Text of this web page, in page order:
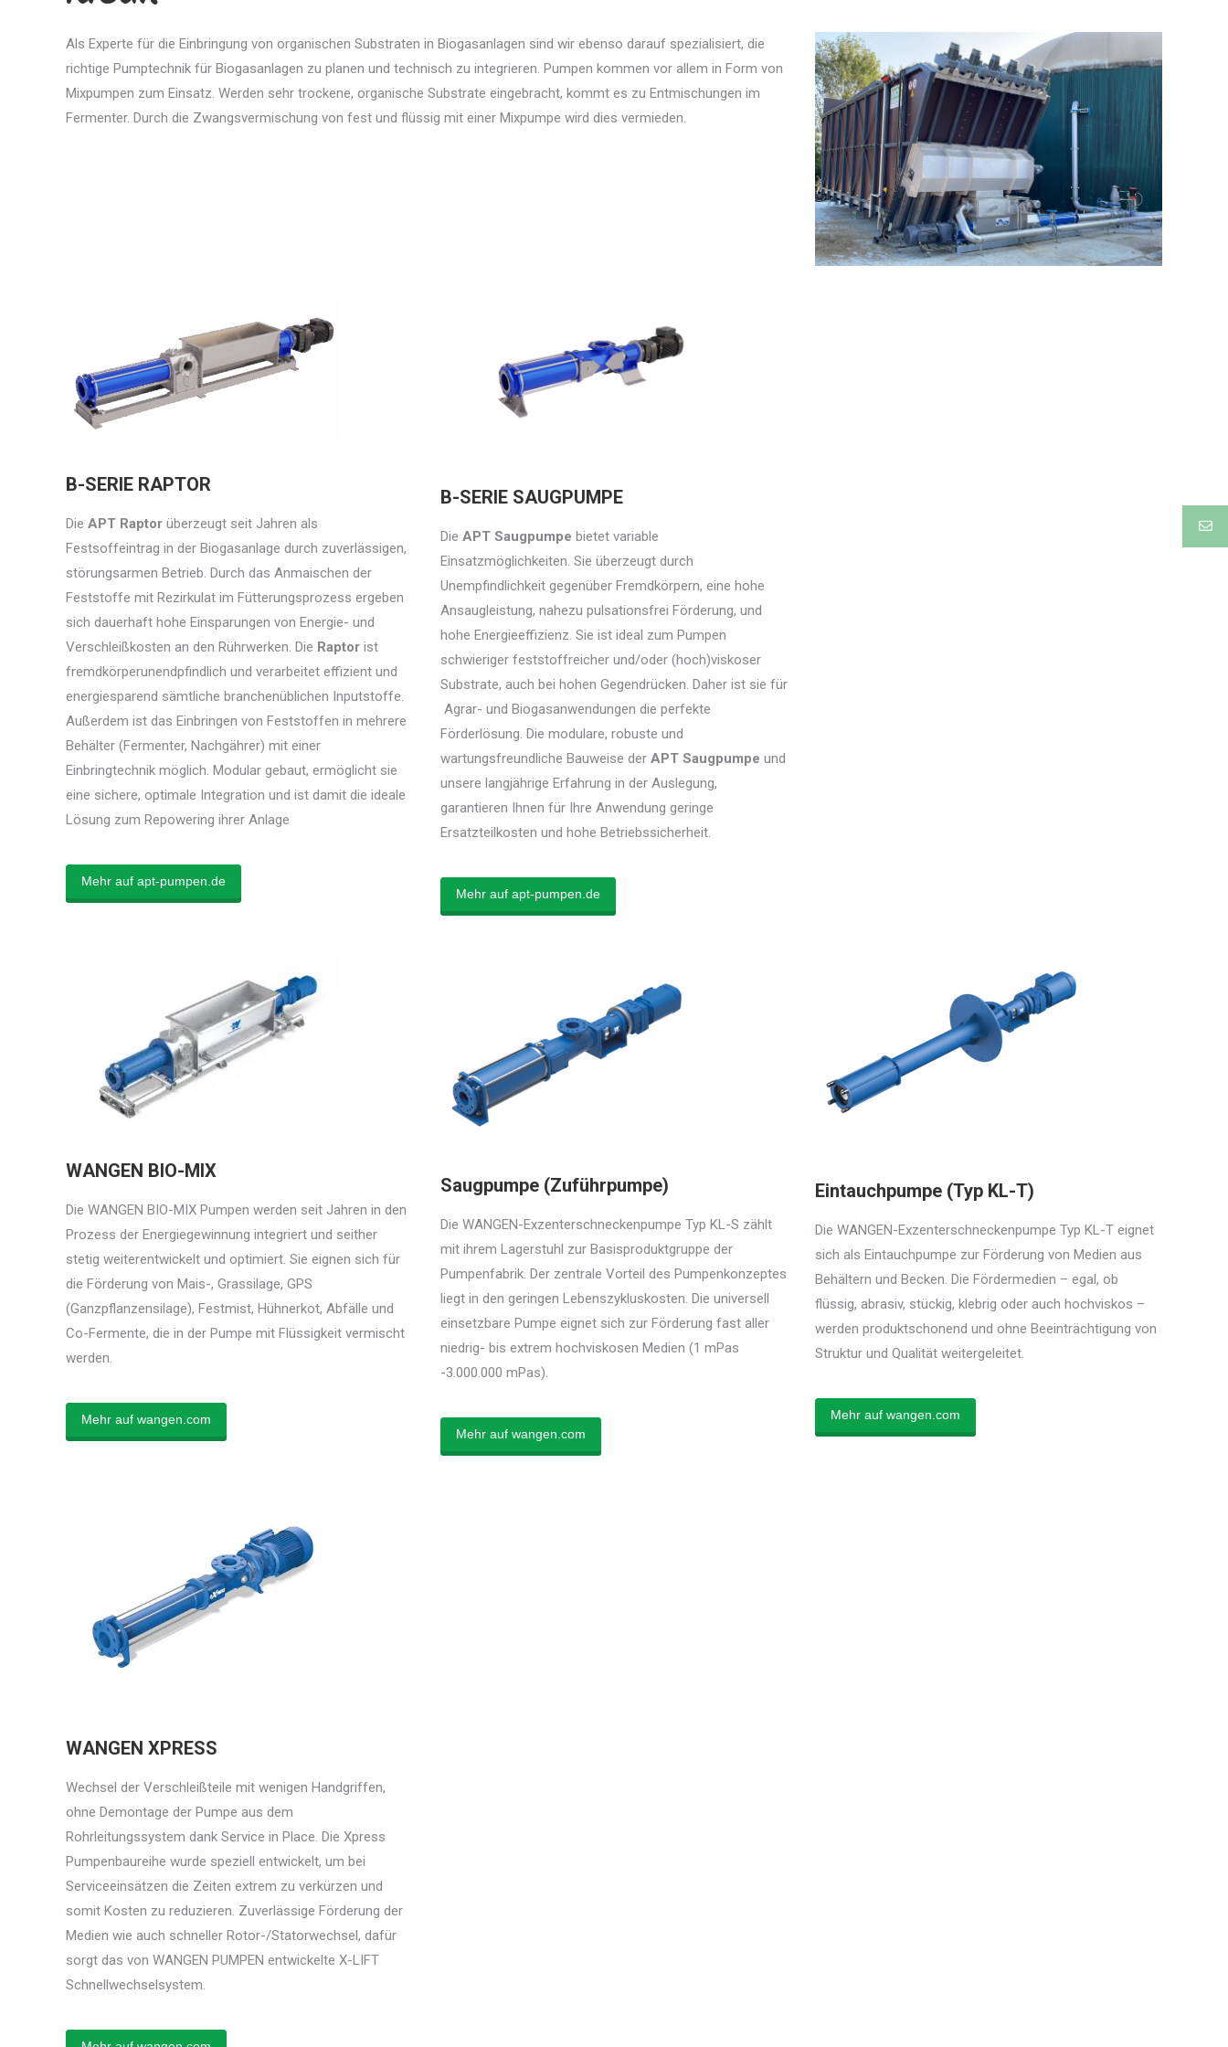
Als Experte für die Einbringung von organischen Substraten in Biogasanlagen sind wir ebenso darauf spezialisiert, die
richtige Pumptechnik für Biogasanlagen zu planen und technisch zu integrieren. Pumpen kommen vor allem in Form von
Mixpumpen zum Einsatz. Werden sehr trockene, organische Substrate eingebracht, kommt es zu Entmischungen im
Fermenter. Durch die Zwangsvermischung von fest und flüssig mit einer Mixpumpe wird dies vermieden.
B-SERIE RAPTOR
Die APT Raptor überzeugt seit Jahren als
Festsoffeintrag in der Biogasanlage durch zuverlässigen,
störungsarmen Betrieb. Durch das Anmaischen der
Feststoffe mit Rezirkulat im Fütterungsprozess ergeben
sich dauerhaft hohe Einsparungen von Energie- und
Verschleißkosten an den Rührwerken. Die Raptor ist
fremdkörperunendpfindlich und verarbeitet effizient und
energiesparend sämtliche branchenüblichen Inputstoffe.
Außerdem ist das Einbringen von Feststoffen in mehrere
Behälter (Fermenter, Nachgährer) mit einer
Einbringtechnik möglich. Modular gebaut, ermöglicht sie
eine sichere, optimale Integration und ist damit die ideale
Lösung zum Repowering ihrer Anlage
Mehr auf apt-pumpen.de
B-SERIE SAUGPUMPE
Die APT Saugpumpe bietet variable
Einsatzmöglichkeiten. Sie überzeugt durch
Unempfindlichkeit gegenüber Fremdkörpern, eine hohe
Ansaugleistung, nahezu pulsationsfrei Förderung, und
hohe Energieeffizienz. Sie ist ideal zum Pumpen
schwieriger feststoffreicher und/oder (hoch)viskoser
Substrate, auch bei hohen Gegendrücken. Daher ist sie für
Agrar- und Biogasanwendungen die perfekte
Förderlösung. Die modulare, robuste und
wartungsfreundliche Bauweise der APT Saugpumpe und
unsere langjährige Erfahrung in der Auslegung,
garantieren Ihnen für Ihre Anwendung geringe
Ersatzteilkosten und hohe Betriebssicherheit.
Mehr auf apt-pumpen.de
WANGEN BIO-MIX
Die WANGEN BIO-MIX Pumpen werden seit Jahren in den
Prozess der Energiegewinnung integriert und seither
stetig weiterentwickelt und optimiert. Sie eignen sich für
die Förderung von Mais-, Grassilage, GPS
(Ganzpflanzensilage), Festmist, Hühnerkot, Abfälle und
Co-Fermente, die in der Pumpe mit Flüssigkeit vermischt
werden.
Mehr auf wangen.com
Saugpumpe (Zuführpumpe)
Die WANGEN-Exzenterschneckenpumpe Typ KL-S zählt
mit ihrem Lagerstuhl zur Basisproduktgruppe der
Pumpenfabrik. Der zentrale Vorteil des Pumpenkonzeptes
liegt in den geringen Lebenszykluskosten. Die universell
einsetzbare Pumpe eignet sich zur Förderung fast aller
niedrig- bis extrem hochviskosen Medien (1 mPas
-3.000.000 mPas).
Mehr auf wangen.com
Eintauchpumpe (Typ KL-T)
Die WANGEN-Exzenterschneckenpumpe Typ KL-T eignet
sich als Eintauchpumpe zur Förderung von Medien aus
Behältern und Becken. Die Fördermedien – egal, ob
flüssig, abrasiv, stückig, klebrig oder auch hochviskos –
werden produktschonend und ohne Beeinträchtigung von
Struktur und Qualität weitergeleitet.
Mehr auf wangen.com
WANGEN XPRESS
Wechsel der Verschleißteile mit wenigen Handgriffen,
ohne Demontage der Pumpe aus dem
Rohrleitungssystem dank Service in Place. Die Xpress
Pumpenbaureihe wurde speziell entwickelt, um bei
Serviceeinsätzen die Zeiten extrem zu verkürzen und
somit Kosten zu reduzieren. Zuverlässige Förderung der
Medien wie auch schneller Rotor-/Statorwechsel, dafür
sorgt das von WANGEN PUMPEN entwickelte X-LIFT
Schnellwechselsystem.